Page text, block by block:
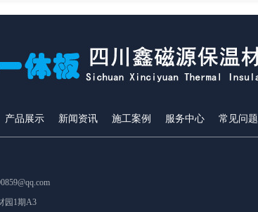
产品展示 新闻资讯 施工案例 服务中心 常见问题
园1期A3